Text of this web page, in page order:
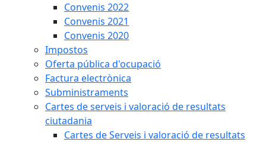
Convenis 2022
Convenis 2021
Convenis 2020
Impostos
Oferta pública d'ocupació
Factura electrònica
Subministraments
Cartes de serveis i valoració de resultats
ciutadania
Cartes de Serveis i valoració de resultats